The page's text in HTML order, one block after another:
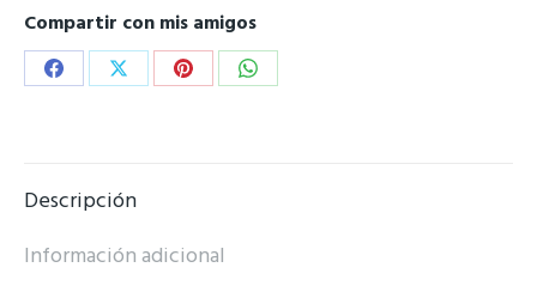
Compartir con mis amigos
Share
Share
Share
Share
Descripción
Información adicional